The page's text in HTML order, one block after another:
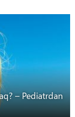
– Pediatrdan